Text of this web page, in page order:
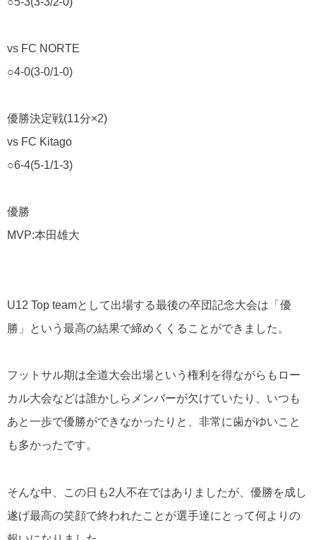
vs FC NORTE
○4-0(3-0/1-0)
優勝決定戦(11分×2)
vs FC Kitago
○6-4(5-1/1-3)
優勝
MVP:本田雄大
U12 Top teamとして出場する最後の卒団記念大会は「優
勝」という最高の結果で締めくくることができました。
フットサル期は全道大会出場という権利を得ながらもロー
カル大会などは誰かしらメンバーが欠けていたり、いつも
あと一歩で優勝ができなかったりと、非常に歯がゆいこと
も多かったです。
そんな中、この日も2 人不在ではありましたが、優勝を成し
遂げ最高の笑顔で終われたことが選手達にとって何よりの